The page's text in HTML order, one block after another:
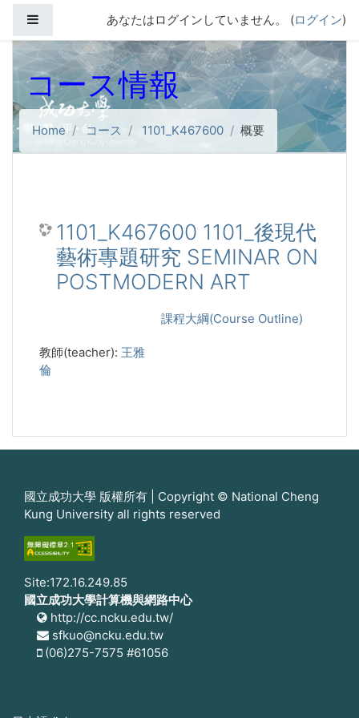
サイドパネルあなたはログインしていません。 (ログイン)
コース情報
Home コース 1101_K467600 概要
1101_K467600 1101_後現代
藝術專題研究 SEMINAR ON
POSTMODERN ART
課程大綱(Course Outline)
教師(teacher): 王雅
倫
國立成功大學 版權所有 | Copyright © National Cheng
Kung University all rights reserved
Site:172.16.249.85
國立成功大學計算機與網路中心
http://cc.ncku.edu.tw/
sfkuo@ncku.edu.tw
(06)275-7575 #61056